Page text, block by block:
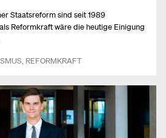
Staatsreform sind seit 1989
Reformkraft wäre die heutige Einigung
REFORMKRAFT